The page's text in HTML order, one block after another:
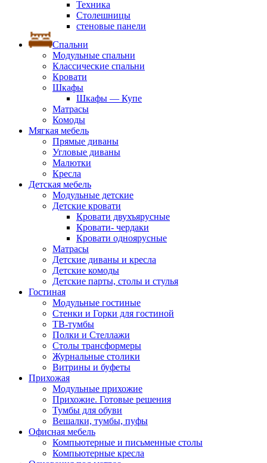
Техника
Столешницы
стеновые панели
Спальни
Модульные спальни
Классические спальни
Кровати
Шкафы
Шкафы — Купе
Матрасы
Комоды
Мягкая мебель
Прямые диваны
Угловые диваны
Малютки
Кресла
Детская мебель
Модульные детские
Детские кровати
Кровати двухъярусные
Кровати- чердаки
Кровати одноярусные
Матрасы
Детские диваны и кресла
Детские комоды
Детские парты, столы и стулья
Гостиная
Модульные гостиные
Стенки и Горки для гостиной
ТВ-тумбы
Полки и Стеллажи
Столы трансформеры
Журнальные столики
Витрины и буфеты
Прихожая
Модульные прихожие
Прихожие. Готовые решения
Тумбы для обуви
Вешалки, тумбы, пуфы
Офисная мебель
Компьютерные и письменные столы
Компьютерные кресла